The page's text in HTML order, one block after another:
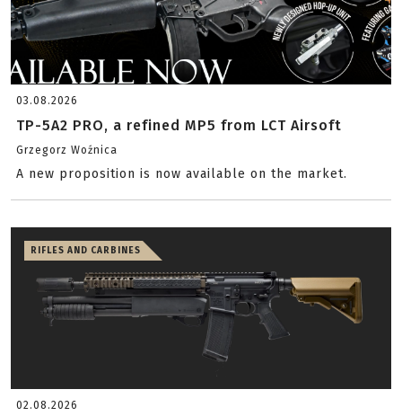
03.08.2026
TP-5A2 PRO, a refined MP5 from LCT Airsoft
Grzegorz Woźnica
A new proposition is now available on the market.
RIFLES AND CARBINES
02.08.2026